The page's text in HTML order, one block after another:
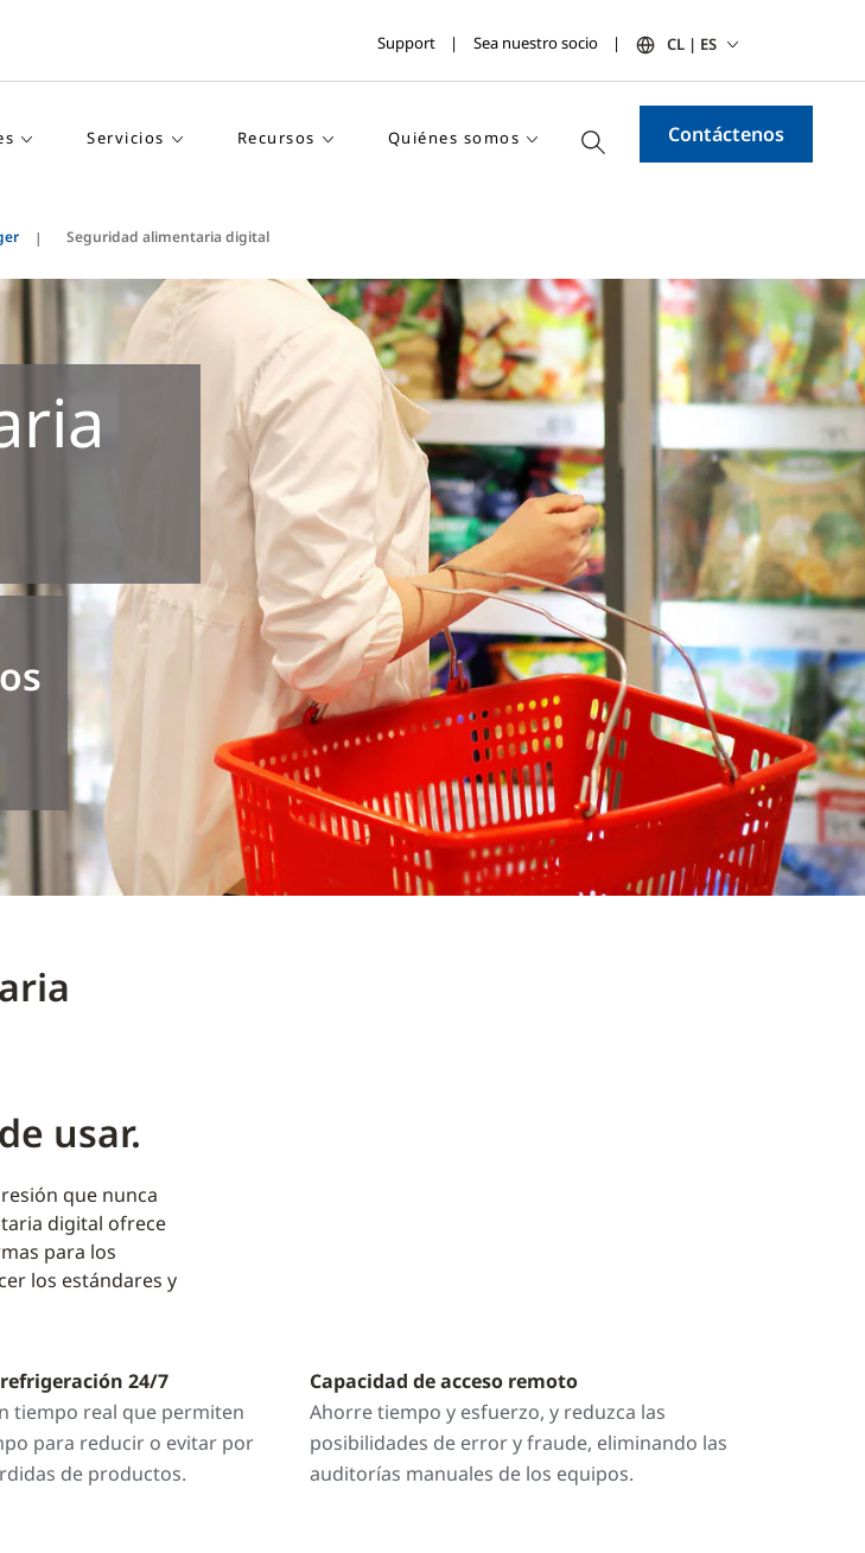
Support Sea nuestro socio CL | ES
Servicios Recursos Quiénes somos Contáctenos
Seguridad alimentaria digital
usar.
que nunca
digital ofrece
para los
los estándares y
24/7
tiempo real que permiten
para reducir o evitar por
de productos.
Capacidad de acceso remoto
Ahorre tiempo y esfuerzo, y reduzca las
posibilidades de error y fraude, eliminando las
auditorías manuales de los equipos.